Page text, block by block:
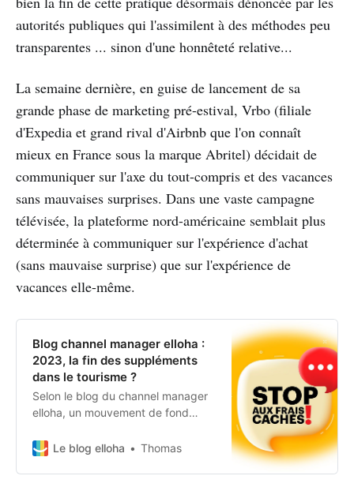
autorités publiques qui l'assimilent à des méthodes peu
transparentes ... sinon d'une honnêteté relative...
La semaine dernière, en guise de lancement de sa
grande phase de marketing pré-estival, Vrbo (filiale
d'Expedia et grand rival d'Airbnb que l'on connaît
mieux en France sous la marque Abritel) décidait de
communiquer sur l'axe du tout-compris et des vacances
sans mauvaises surprises. Dans une vaste campagne
télévisée, la plateforme nord-américaine semblait plus
déterminée à communiquer sur l'expérience d'achat
(sans mauvaise surprise) que sur l'expérience de
vacances elle-même.
Blog channel manager elloha :
2023, la fin des suppléments
dans le tourisme ?
Selon le blog du channel manager
elloha, un mouvement de fond
aux nuitées) est en train de
USA lui-même !
Le blog elloha Thomas